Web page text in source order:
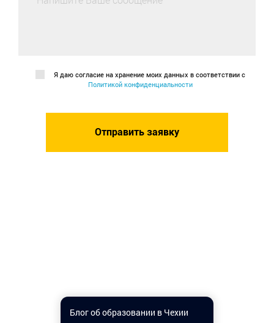
Блог об образовании в Чехии
Я даю согласие на хранение моих данных в соответствии с
Политикой конфиденциальности